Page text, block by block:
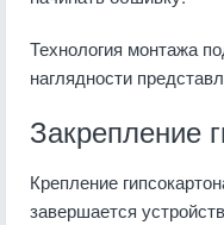
Технология монтажа
наглядности
Закрепление
Крепление
завершается